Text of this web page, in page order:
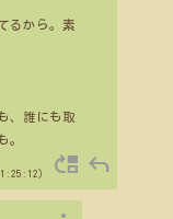
るから。素
、誰にも取
。
） move_up reply